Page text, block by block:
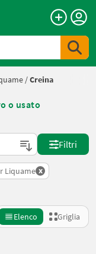
/Creina
o usato
Filtri
Liquame x
Elenco Griglia